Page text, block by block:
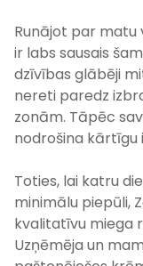
Runājot par matu
ir labs sausais
dzīvības glābēji
nereti paredz
zonām. Tāpēc
nodrošina kārtīgu
Toties, lai katru
minimālu piepūli,
kvalitatīvu miega
Uzņēmēja un